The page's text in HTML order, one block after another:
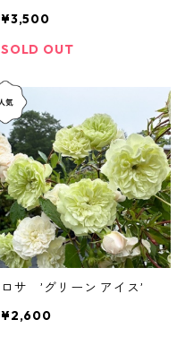
¥3,500
SOLD OUT
ロサ ’グリーン アイス’
¥2,600